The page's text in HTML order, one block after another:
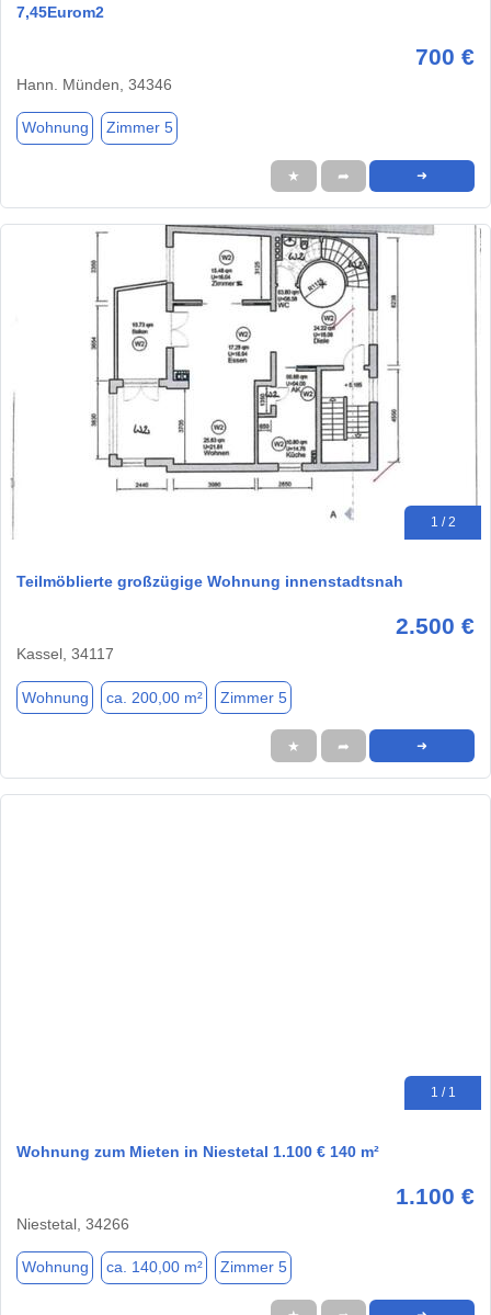
7,45Eurom2
700 €
Hann. Münden, 34346
Wohnung Zimmer 5
★ ➦ ➜
1 / 2
Teilmöblierte großzügige Wohnung innenstadtsnah
2.500 €
Kassel, 34117
Wohnung ca. 200,00 m² Zimmer 5
★ ➦ ➜
1 / 1
Wohnung zum Mieten in Niestetal 1.100 € 140 m²
1.100 €
Niestetal, 34266
Wohnung ca. 140,00 m² Zimmer 5